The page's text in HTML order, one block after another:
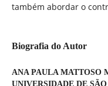
também abordar o
Biografia do Autor
ANA PAULA MATTOSO
UNIVERSIDADE DE